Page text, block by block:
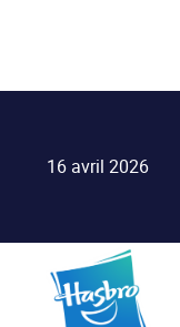
16 avril 2026